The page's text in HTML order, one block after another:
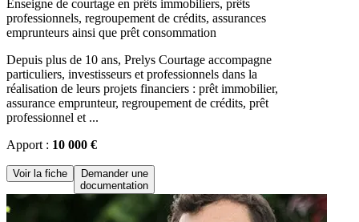
Enseigne de courtage en prêts immobiliers, prêts
professionnels, regroupement de crédits, assurances
emprunteurs ainsi que prêt consommation
Depuis plus de 10 ans, Prelys Courtage accompagne
particuliers, investisseurs et professionnels dans la
réalisation de leurs projets financiers : prêt immobilier,
assurance emprunteur, regroupement de crédits, prêt
professionnel et ...
Apport : 10 000 €
Voir la fiche
Demander une
documentation